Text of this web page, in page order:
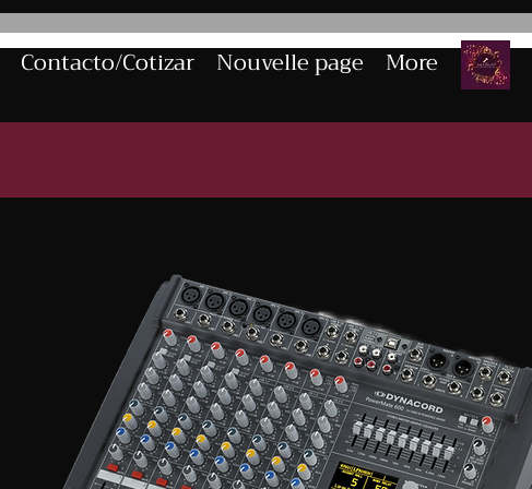
Contacto/Cotizar Nouvelle page More